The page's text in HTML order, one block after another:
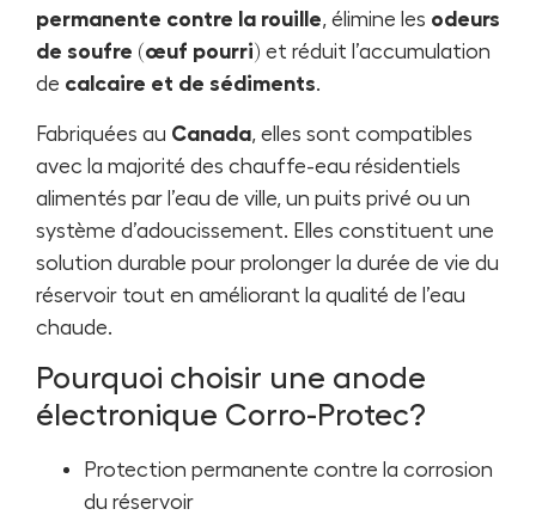
permanente contre la rouille, élimine les odeurs
de soufre (œuf pourri) et réduit l’accumulation
de calcaire et de sédiments.
Fabriquées au Canada, elles sont compatibles
avec la majorité des chauffe-eau résidentiels
alimentés par l’eau de ville, un puits privé ou un
système d’adoucissement. Elles constituent une
solution durable pour prolonger la durée de vie du
réservoir tout en améliorant la qualité de l’eau
chaude.
Pourquoi choisir une anode
électronique Corro-Protec?
Protection permanente contre la corrosion
du réservoir